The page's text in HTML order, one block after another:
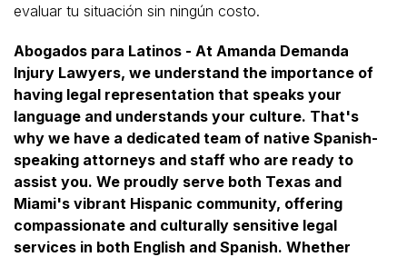
evaluar tu situación sin ningún costo.
Abogados para Latinos - At Amanda Demanda
Injury Lawyers, we understand the importance of
having legal representation that speaks your
language and understands your culture. That's
why we have a dedicated team of native Spanish-
speaking attorneys and staff who are ready to
assist you. We proudly serve both Texas and
Miami's vibrant Hispanic community, offering
compassionate and culturally sensitive legal
services in both English and Spanish. Whether